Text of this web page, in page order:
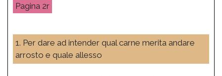
2r
1. Per dare ad intender qual carne merita andare
arrosto e quale allesso